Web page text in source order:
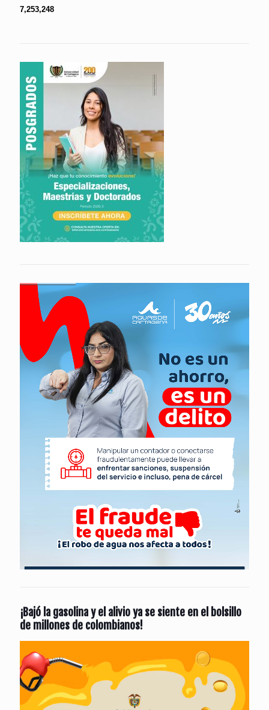
7,253,248
¡Bajó la gasolina y el alivio ya se siente en el bolsillo
de millones de colombianos!
de
vídeo